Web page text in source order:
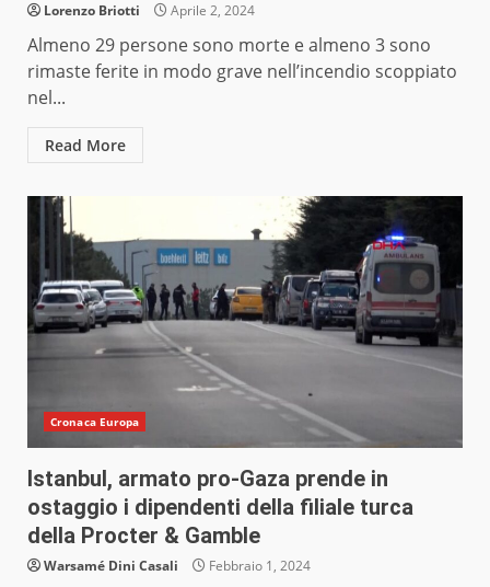
Lorenzo Briotti Aprile 2, 2024
Almeno 29 persone sono morte e almeno 3 sono
rimaste ferite in modo grave nell’incendio scoppiato
nel...
Read More
Cronaca Europa
Istanbul, armato pro-Gaza prende in
ostaggio i dipendenti della filiale turca
della Procter & Gamble
Warsamé Dini Casali Febbraio 1, 2024